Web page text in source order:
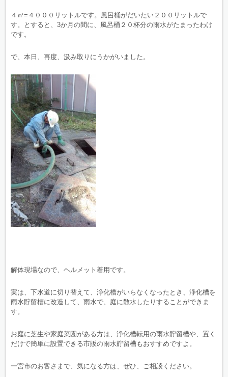
４㎥=４０００リットルです。風呂桶がだいたい２００リットルで
す。とすると、3か月の間に、風呂桶２０杯分の雨水がたまったわけ
です。
で、本日、再度、汲み取りにうかがいました。
解体現場なので、ヘルメット着用です。
実は、下水道に切り替えて、浄化槽がいらなくなったとき、浄化槽を
雨水貯留槽に改造して、雨水で、庭に散水したりすることができま
す。
お庭に芝生や家庭菜園がある方は、浄化槽転用の雨水貯留槽や、置く
だけで簡単に設置できる市販の雨水貯留槽もおすすめですよ。
一宮市のお客さまで、気になる方は、ぜひ、ご相談ください。